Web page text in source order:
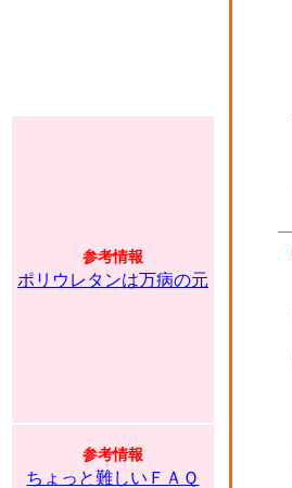
参考情報
ポリウレタンは万病の元
参考情報
ちょっと難しいＦＡＱ